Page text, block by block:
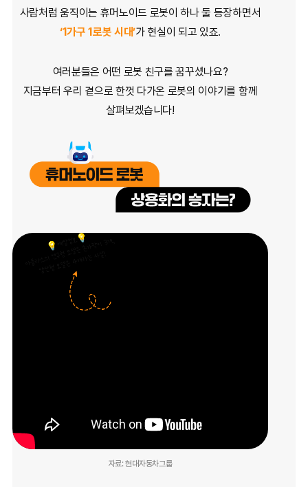
사람처럼 움직이는 휴머노이드 로봇이 하나 둘 등장하면서
‘1가구 1로봇 시대’가 현실이 되고 있죠.
여러분들은 어떤 로봇 친구를 꿈꾸셨나요?
지금부터 우리 곁으로 한껏 다가온 로봇의 이야기를 함께
살펴보겠습니다!
자료: 현대자동차그룹